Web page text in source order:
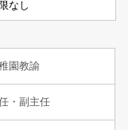
園教諭
・副主任